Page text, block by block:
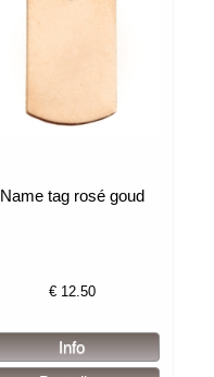
Name tag rosé goud
€ 12.50